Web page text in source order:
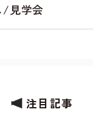
/見学会
注目記事